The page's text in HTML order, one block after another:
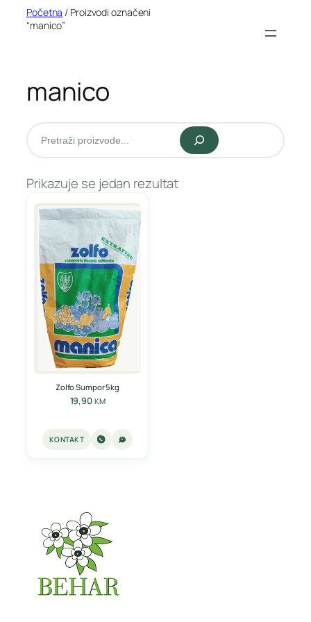
Početna / Proizvodi označeni
“manico”
manico
Pretraži
Prikazuje se jedan rezultat
Zolfo Sumpor 5kg
19,90 KM
KONTAKT